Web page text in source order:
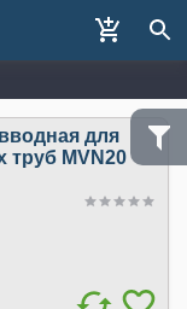
для
MVN20